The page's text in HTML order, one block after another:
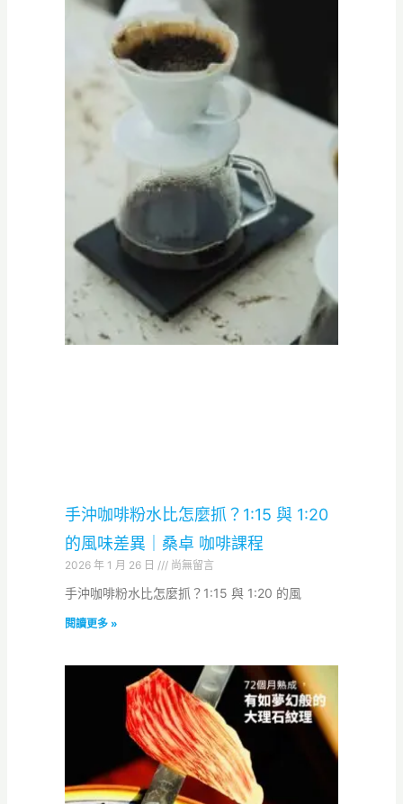
手沖咖啡粉水比怎麼抓？1:15 與 1:20
的風味差異｜桑卓 咖啡課程
2026 年 1 月 26 日 尚無留言
手沖咖啡粉水比怎麼抓？1:15 與 1:20 的風
閱讀更多 »